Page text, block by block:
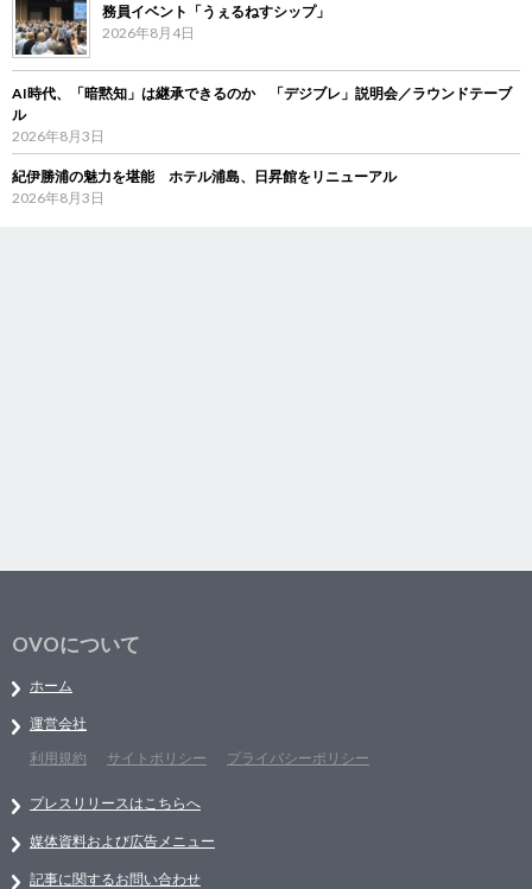
務員イベント「うぇるねすシップ」
2026年8月4日
AI時代、「暗黙知」は継承できるのか 「デジブレ」説明会／ラウンドテーブ
ル
2026年8月3日
紀伊勝浦の魅力を堪能 ホテル浦島、日昇館をリニューアル
2026年8月3日
OVOについて
ホーム
運営会社
利用規約
サイトポリシー プライバシーポリシー
プレスリリースはこちらへ
媒体資料および広告メニュー
記事に関するお問い合わせ